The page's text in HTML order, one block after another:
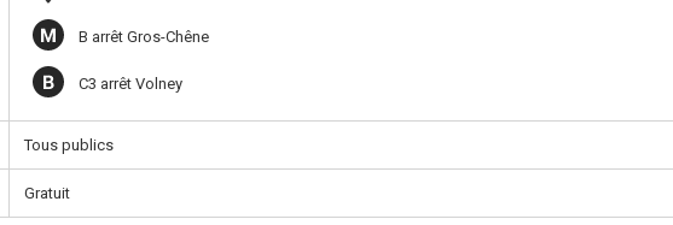
B arrêt Gros-Chêne
C3 arrêt Volney
Tous publics
Gratuit